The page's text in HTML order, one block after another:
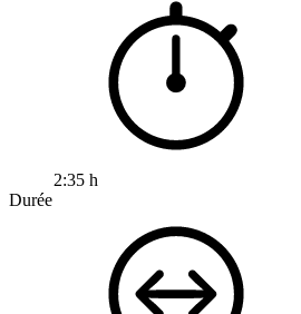
2:35 h
Durée